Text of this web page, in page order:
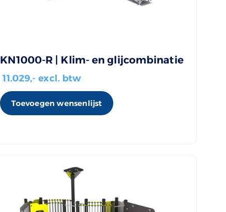
KN1000-R | Klim- en glijcombinatie
11.029,- excl. btw
Toevoegen wensenlijst